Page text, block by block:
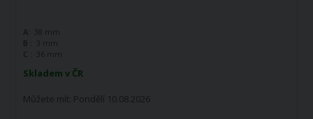
Skladem v ČR
Můžete mít: Pondělí 10.08.2026
A:
38 mm
B :
3 mm
C :
36 mm